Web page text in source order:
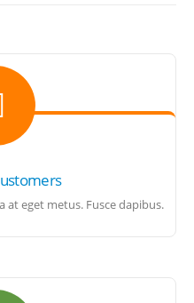
at eget metus. Fusce dapibus.